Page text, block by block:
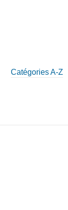
Catégories A-Z